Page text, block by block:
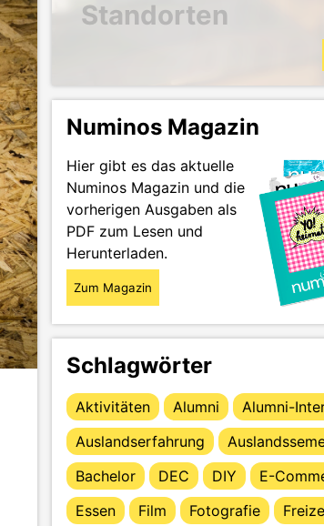
Standorten
finden könntest
das
im Portrait
Numinos Magazin
Hier gibt es das aktuelle
Numinos Magazin und die
vorherigen Ausgaben als
PDF zum Lesen und
Herunterladen.
Zum Magazin
Schlagwörter
Aktivitäten Alumni
Alumni-
Auslandserfahrung
Bachelor
DEC DIY
E-
Essen
Film Fotografie